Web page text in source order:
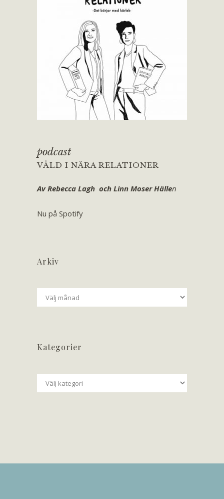
podcast
VÅLD I NÄRA RELATIONER
Av Rebecca Lagh och Linn Moser Hällen
Nu på Spotify
Arkiv
Arkiv
Kategorier
Kategorier